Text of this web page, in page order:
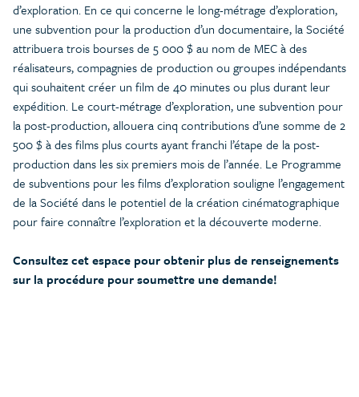
d’exploration. En ce qui concerne le long-métrage d’exploration,
une subvention pour la production d’un documentaire, la Société
attribuera trois bourses de 5 000 $ au nom de MEC à des
réalisateurs, compagnies de production ou groupes indépendants
qui souhaitent créer un film de 40 minutes ou plus durant leur
expédition. Le court-métrage d’exploration, une subvention pour
la post-production, allouera cinq contributions d’une somme de 2
500 $ à des films plus courts ayant franchi l’étape de la post-
production dans les six premiers mois de l’année. Le Programme
de subventions pour les films d’exploration souligne l’engagement
de la Société dans le potentiel de la création cinématographique
pour faire connaître l’exploration et la découverte moderne.
Consultez cet espace pour obtenir plus de renseignements
sur la procédure pour soumettre une demande!